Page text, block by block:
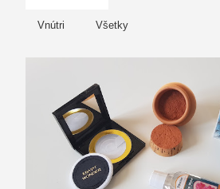
Vnútri Všetky